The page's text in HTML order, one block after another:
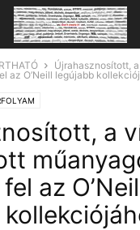
Újrahasznosított,
az O’Neill legújabb
a
az